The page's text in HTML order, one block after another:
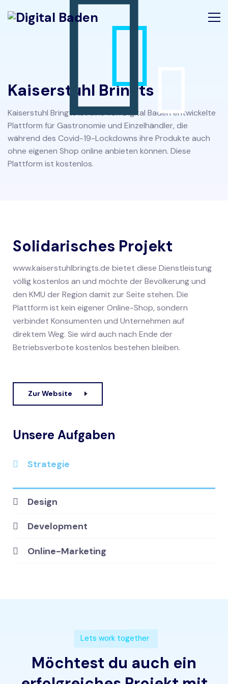
Kaiserstuhl Bringts
Kaiserstuhl Bringts ist eine von Digital Baden entwickelte
Plattform für Gastronomie und Einzelhändler, die
während des Covid-19-Lockdowns ihre Produkte auch
ohne eigenen Shop online anbieten können. Diese
Plattform ist kostenlos.
Solidarisches Projekt
www.kaiserstuhlbringts.de bietet diese Dienstleistung
völlig kostenlos an und möchte der Bevölkerung und
den KMU der Region damit zur Seite stehen. Die
Plattform ist kein eigener Online-Shop, sondern
verbindet Konsumenten und Unternehmen auf
direktem Weg. Sie wird auch nach Ende der
Betriebsverbote kostenlos bestehen bleiben.
Zur Website
Unsere Aufgaben
Strategie
Design
Development
Online-Marketing
Lets work together
Möchtest du auch ein